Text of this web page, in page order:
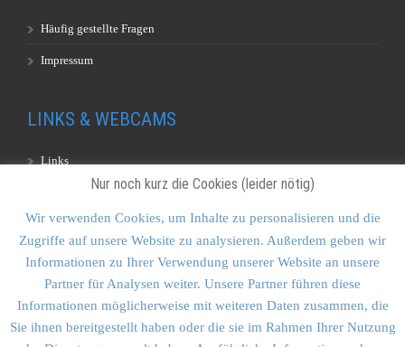
Häufig gestellte Fragen
Impressum
LINKS & WEBCAMS
Links
KONTAKT & SITEMAP
Kontakt
Sitemap
Nur noch kurz die Cookies (leider nötig)
Wir verwenden Cookies, um Inhalte zu personalisieren und die
Zugriffe auf unsere Website zu analysieren. Außerdem geben wir
Informationen zu Ihrer Verwendung unserer Website an unsere
Partner für Analysen weiter. Unsere Partner führen diese
Informationen möglicherweise mit weiteren Daten zusammen, die
Sie ihnen bereitgestellt haben oder die sie im Rahmen Ihrer Nutzung